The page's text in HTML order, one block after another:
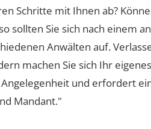
Schritte mit Ihnen ab?
sollten Sie sich nach einem
Anwälten auf.
machen Sie sich Ihr
und erfordert
Mandant."